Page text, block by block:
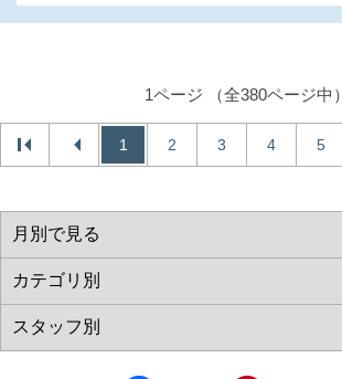
1ページ （全380ページ中）
1 2 3 4 5